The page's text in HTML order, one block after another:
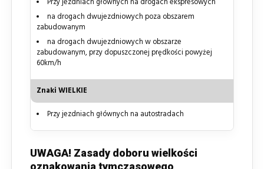
na drogach dwujezdniowych poza obszarem
zabudowanym
na drogach dwujezdniowych w obszarze
zabudowanym, przy dopuszczonej prędkości powyżej
60km/h
Znaki WIELKIE
Przy jezdniach głównych na autostradach
UWAGA! Zasady doboru wielkości
oznakowania tymczasowego